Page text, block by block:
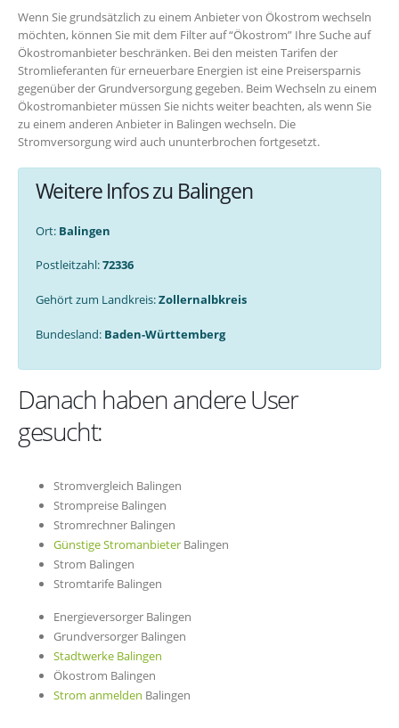
Wenn Sie grundsätzlich zu einem Anbieter von Ökostrom wechseln
möchten, können Sie mit dem Filter auf “Ökostrom” Ihre Suche auf
Ökostromanbieter beschränken. Bei den meisten Tarifen der
Stromlieferanten für erneuerbare Energien ist eine Preisersparnis
gegenüber der Grundversorgung gegeben. Beim Wechseln zu einem
Ökostromanbieter müssen Sie nichts weiter beachten, als wenn Sie
zu einem anderen Anbieter in Balingen wechseln. Die
Stromversorgung wird auch ununterbrochen fortgesetzt.
Weitere Infos zu Balingen
Ort: Balingen
Postleitzahl:72336
Gehört zum Landkreis:Zollernalbkreis
Bundesland: Baden-Württemberg
Danach haben andere User
gesucht:
Stromvergleich Balingen
Strompreise Balingen
Stromrechner Balingen
Günstige Stromanbieter Balingen
Strom Balingen
Stromtarife Balingen
Energieversorger Balingen
Grundversorger Balingen
Stadtwerke Balingen
Ökostrom Balingen
Strom anmelden Balingen